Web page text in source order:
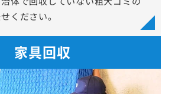
ください。
家具回収